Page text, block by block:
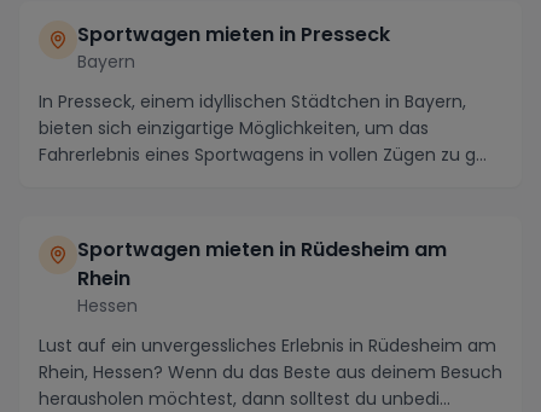
Sportwagen mieten in Presseck
Bayern
In Presseck, einem idyllischen Städtchen in Bayern,
bieten sich einzigartige Möglichkeiten, um das
Fahrerlebnis eines Sportwagens in vollen Zügen zu g...
Sportwagen mieten in Rüdesheim am
Rhein
Hessen
Lust auf ein unvergessliches Erlebnis in Rüdesheim am
Rhein, Hessen? Wenn du das Beste aus deinem Besuch
herausholen möchtest, dann solltest du unbedi...